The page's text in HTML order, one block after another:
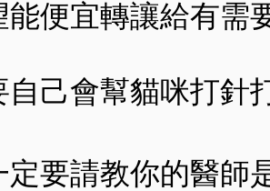
能便宜轉讓給有需
自己會幫貓咪打針
定要請教你的醫師